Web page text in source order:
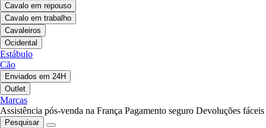
Cavalo em repouso
Cavalo em trabalho
Cavaleiros
Ocidental
Estábulo
Cão
Enviados em 24H
Outlet
Marcas
Assistência pós-venda na França Pagamento seguro Devoluções fáceis
Pesquisar